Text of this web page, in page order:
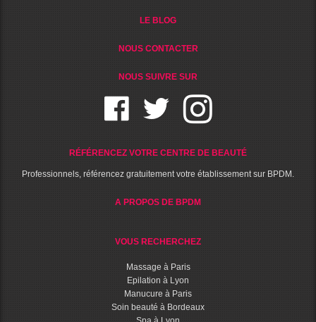
LE BLOG
NOUS CONTACTER
NOUS SUIVRE SUR
RÉFÉRENCEZ VOTRE CENTRE DE BEAUTÉ
Professionnels, référencez gratuitement votre établissement sur BPDM.
A PROPOS DE BPDM
VOUS RECHERCHEZ
Massage à Paris
Epilation à Lyon
Manucure à Paris
Soin beauté à Bordeaux